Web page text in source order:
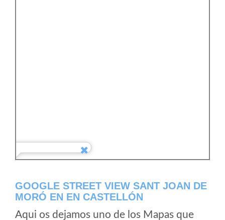
GOOGLE STREET VIEW SANT JOAN DE
MORÓ EN EN CASTELLÓN
Aqui os dejamos uno de los Mapas que